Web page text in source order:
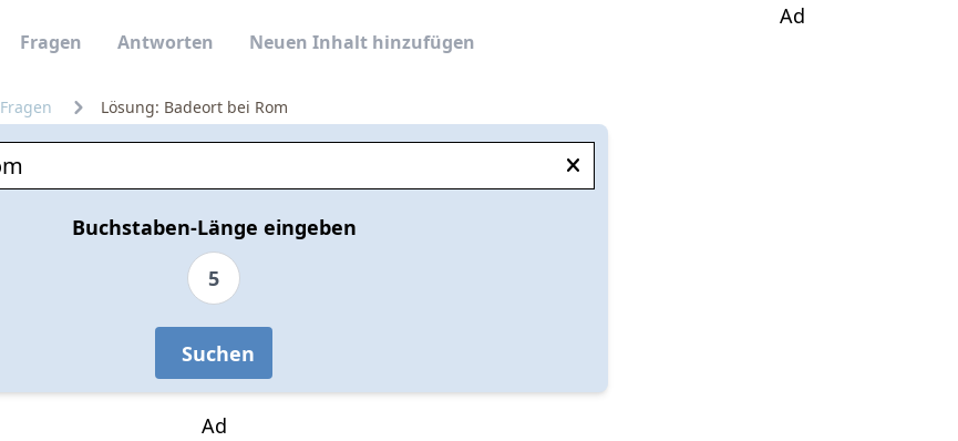
Fragen Antworten Neuen Inhalt hinzufügen
Ad
Fragen Lösung: Badeort bei Rom
Buchstaben-Länge eingeben
5
Suchen
Ad